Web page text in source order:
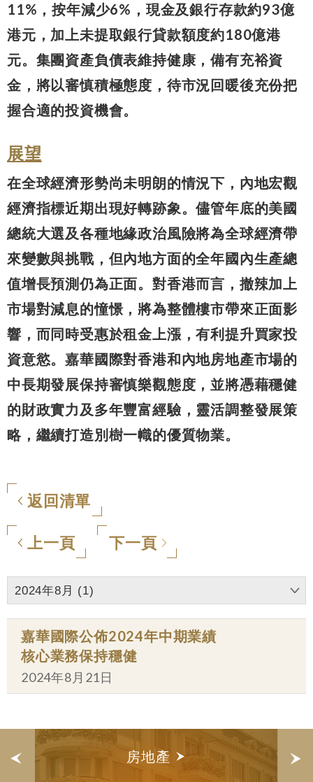
11%，按年減少6%，現金及銀行存款約93億
港元，加上未提取銀行貸款額度約180億港
元。集團資產負債表維持健康，備有充裕資
金，將以審慎積極態度，待市況回暖後充份把
握合適的投資機會。
展望
在全球經濟形勢尚未明朗的情況下，內地宏觀
經濟指標近期出現好轉跡象。儘管年底的美國
總統大選及各種地緣政治風險將為全球經濟帶
來變數與挑戰，但內地方面的全年國內生產總
值增長預測仍為正面。對香港而言，撤辣加上
市場對減息的憧憬，將為整體樓市帶來正面影
響，而同時受惠於租金上漲，有利提升買家投
資意慾。嘉華國際對香港和內地房地產市場的
中長期發展保持審慎樂觀態度，並將憑藉穩健
的財政實力及多年豐富經驗，靈活調整發展策
略，繼續打造別樹一幟的優質物業。
返回清單
上一頁 下一頁
2024年8月 (1)
嘉華國際公佈2024年中期業績
核心業務保持穩健
2024年8月21日
房地產